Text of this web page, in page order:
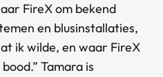
FireX om bekend
en blusinstallaties,
ik wilde, en waar FireX
Tamara is